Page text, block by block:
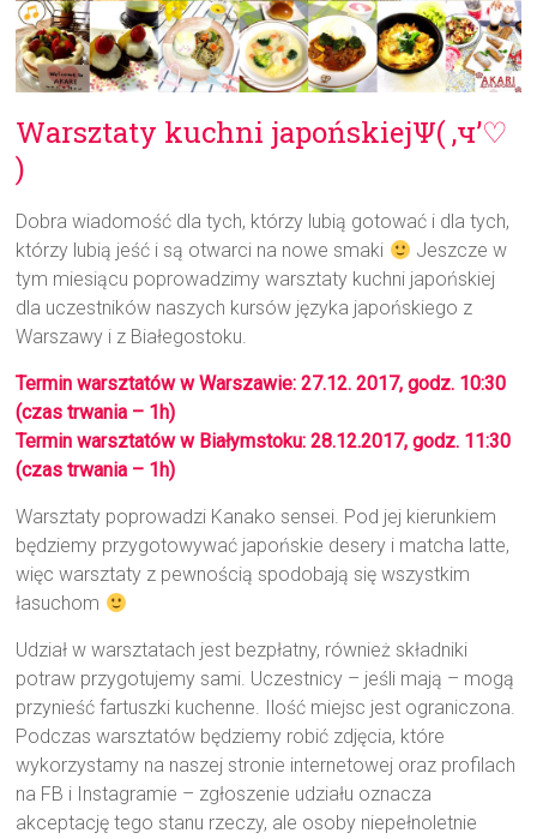
Warsztaty kuchni japońskiejΨ( ‚ч’♡
)
Dobra wiadomość dla tych, którzy lubią gotować i dla tych,
którzy lubią jeść i są otwarci na nowe smaki
Jeszcze w
tym miesiącu poprowadzimy warsztaty kuchni japońskiej
dla uczestników naszych kursów języka japońskiego z
Warszawy i z Białegostoku.
Termin warsztatów w Warszawie: 27.12. 2017, godz. 10:30
(czas trwania – 1h)
Termin warsztatów w Białymstoku: 28.12.2017, godz. 11:30
(czas trwania – 1h)
Warsztaty poprowadzi Kanako sensei. Pod jej kierunkiem
będziemy przygotowywać japońskie desery i matcha latte,
więc warsztaty z pewnością spodobają się wszystkim
łasuchom
Udział w warsztatach jest bezpłatny, również składniki
potraw przygotujemy sami. Uczestnicy – jeśli mają – mogą
przynieść fartuszki kuchenne. Ilość miejsc jest ograniczona.
Podczas warsztatów będziemy robić zdjęcia, które
wykorzystamy na naszej stronie internetowej oraz profilach
na FB i Instagramie – zgłoszenie udziału oznacza
akceptację tego stanu rzeczy, ale osoby niepełnoletnie